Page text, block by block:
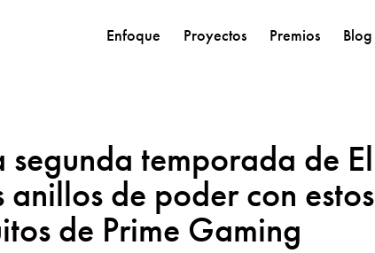
Enfoque Proyectos Premios Blog
temporada de El
de poder con estos
de Prime Gaming